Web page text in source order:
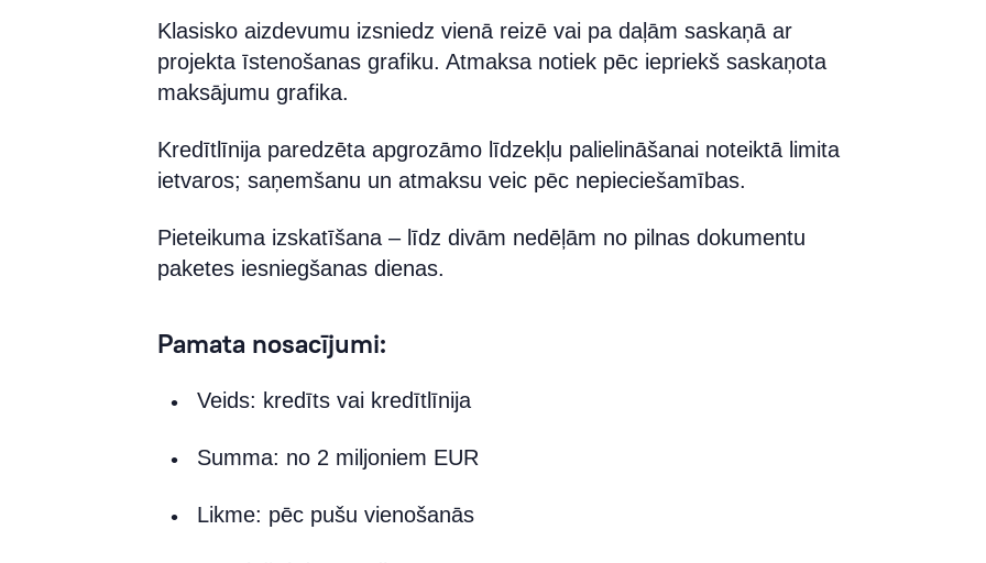
Klasisko aizdevumu izsniedz vienā reizē vai pa daļām saskaņā ar
projekta īstenošanas grafiku. Atmaksa notiek pēc iepriekš saskaņota
maksājumu grafika.
Kredītlīnija paredzēta apgrozāmo līdzekļu palielināšanai noteiktā limita
ietvaros; saņemšanu un atmaksu veic pēc nepieciešamības.
Pieteikuma izskatīšana – līdz divām nedēļām no pilnas dokumentu
paketes iesniegšanas dienas.
Pamata nosacījumi:
Veids: kredīts vai kredītlīnija
Summa: no 2 miljoniem EUR
Likme: pēc pušu vienošanās